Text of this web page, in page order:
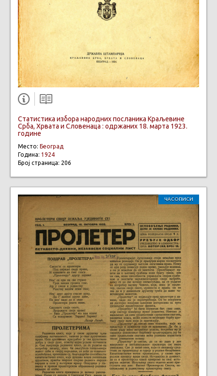
Статистика избора народних посланика Краљевине
Срба, Хрвата и Словенаца : одржаних 18. марта 1923.
године
Место: Београд
Година: 1924
Број страница: 206
ЧАСОПИСИ